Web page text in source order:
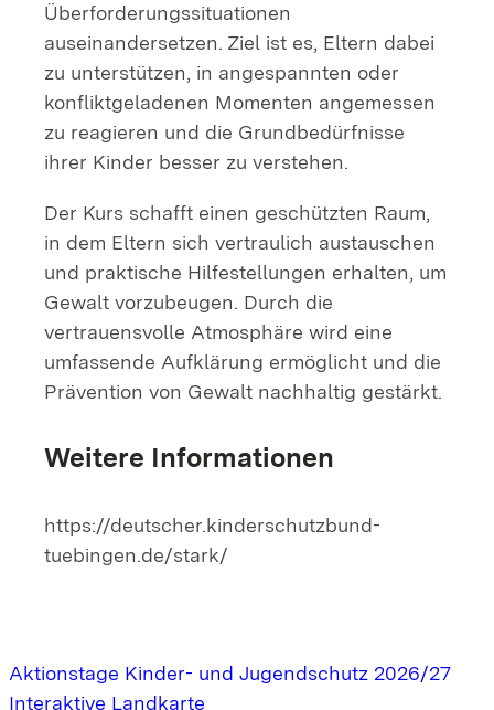
Überforderungssituationen
auseinandersetzen. Ziel ist es, Eltern dabei
zu unterstützen, in angespannten oder
konfliktgeladenen Momenten angemessen
zu reagieren und die Grundbedürfnisse
ihrer Kinder besser zu verstehen.
Der Kurs schafft einen geschützten Raum,
in dem Eltern sich vertraulich austauschen
und praktische Hilfestellungen erhalten, um
Gewalt vorzubeugen. Durch die
vertrauensvolle Atmosphäre wird eine
umfassende Aufklärung ermöglicht und die
Prävention von Gewalt nachhaltig gestärkt.
Weitere Informationen
https://deutscher.kinderschutzbund-
tuebingen.de/stark/
Aktionstage Kinder- und Jugendschutz 2026/27
Interaktive Landkarte